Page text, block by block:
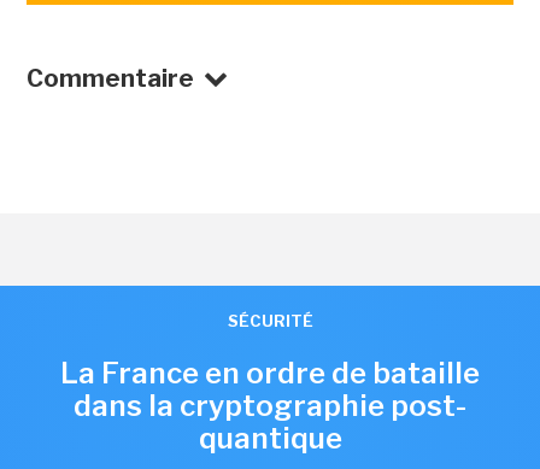
Commentaire
SÉCURITÉ
La France en ordre de bataille
dans la cryptographie post-
quantique